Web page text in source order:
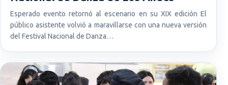
Esperado evento retornó al escenario en su XIX edición El
público asistente volvió a maravillarse con una nueva versión
del Festival Nacional de Danza…